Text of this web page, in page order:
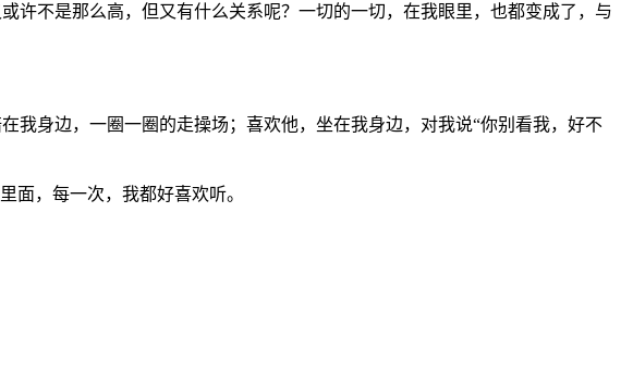
许不是那么高，但又有什么关系呢？一切的一切，在我眼里，也都变成了，与
我身边，一圈一圈的走操场；喜欢他，坐在我身边，对我说“你别看我，好不
面，每一次，我都好喜欢听。